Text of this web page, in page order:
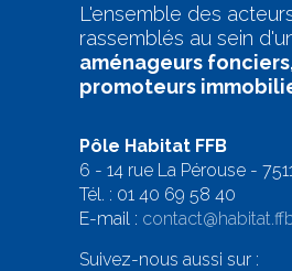
L'ensemble des
rassemblés au sein
aménageurs
promoteurs
Pôle Habitat FFB
6 - 14 rue La Pérouse -
Tél. : 01 40 69 58 40
E-mail :
Suivez-nous aussi sur :